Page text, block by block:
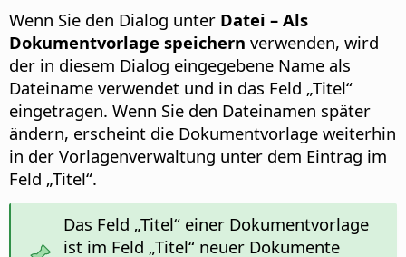
Wenn Sie den Dialog unter Datei – Als
Dokumentvorlage speichern verwenden, wird
der in diesem Dialog eingegebene Name als
Dateiname verwendet und in das Feld „Titel“
eingetragen. Wenn Sie den Dateinamen später
ändern, erscheint die Dokumentvorlage weiterhin
in der Vorlagenverwaltung unter dem Eintrag im
Feld „Titel“.
Das Feld „Titel“ einer Dokumentvorlage
ist im Feld „Titel“ neuer Dokumente